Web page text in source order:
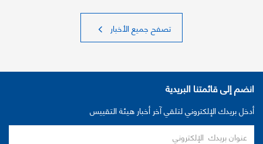
تصفح جميع الأخبار
انضم إلى قائمتنا البريدية
أدخل بريدك الإلكتروني لتلقي آخر أخبار هيئة التقييس